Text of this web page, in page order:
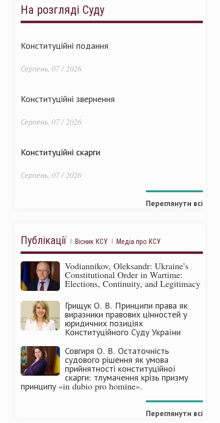
На розгляді Суду
Конституційні подання
Серпень, 07 / 2026
Конституційні звернення
Серпень, 07 / 2026
Конституційні скарги
Серпень, 07 / 2026
Переглянути всі
Публікації Вісник КСУ Медіа про КСУ
Vodiannikov, Oleksandr: Ukraine’s
Constitutional Order in Wartime:
Elections, Continuity, and Legitimacy
Грищук О. В. Принципи права як
виразники правових цінностей у
юридичних позиціях
Конституційного Суду України
Совгиря О. В. Остаточність
судового рішення як умова
прийнятності конституційної
скарги: тлумачення крізь призму
принципу «in dubio pro homine».
Переглянути всі